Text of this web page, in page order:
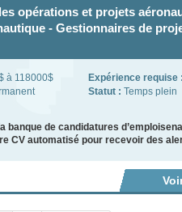
opérations et projets
- Gestionnaires de
à 118000$
Expérience requise :
Statut : Temps plein
banque de candidatures
CV automatisé pour recevoir des